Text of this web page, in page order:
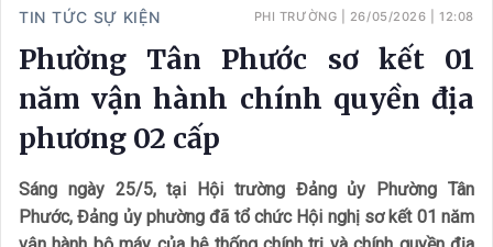
TIN TỨC SỰ KIỆN PHI TRƯỜNG 26/05/2026 |12:08
Phường Tân Phước sơ kết 01
năm vận hành chính quyền địa
phương 02 cấp
Sáng ngày 25/5, tại Hội trường Đảng ủy Phường Tân
Phước, Đảng ủy phường đã tổ chức Hội nghị sơ kết 01 năm